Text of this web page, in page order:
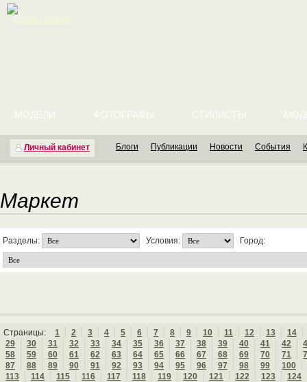
Личный кабинет
МОДЕЛИ ФОТОГРАФЫ СТИЛИСТЫ
Блоги Публикации Новости События
Маркет
Разделы: Условия: Город:
Страницы: 1 2 3 4 5 6 7 8 9 10 11 12 13
14
29
30 31 32 33 34 35 36 37 38 39 40 41 42
58
59 60 61 62 63 64 65 66 67 68 69 70 71
87
88 89 90 91 92 93 94 95 96 97 98 99
100
113
114 115 116 117 118 119 120 121 122 123
124